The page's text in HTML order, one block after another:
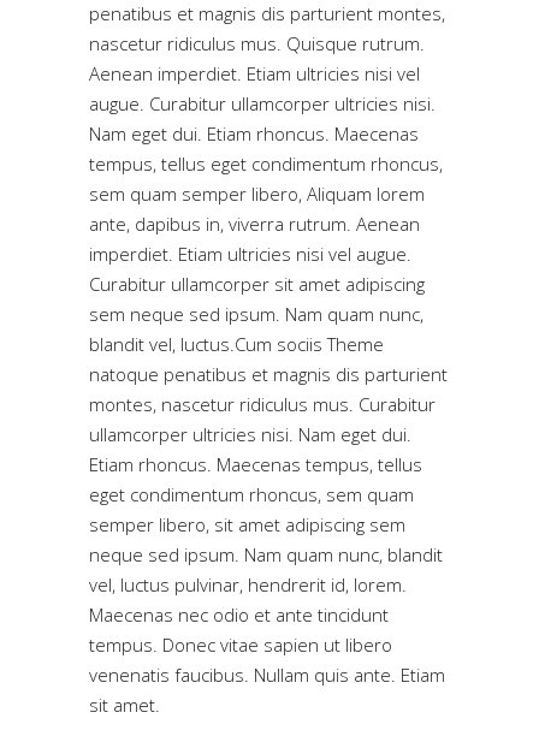
penatibus et magnis dis parturient montes,
nascetur ridiculus mus. Quisque rutrum.
Aenean imperdiet. Etiam ultricies nisi vel
augue. Curabitur ullamcorper ultricies nisi.
Nam eget dui. Etiam rhoncus. Maecenas
tempus, tellus eget condimentum rhoncus,
sem quam semper libero, Aliquam lorem
ante, dapibus in, viverra rutrum. Aenean
imperdiet. Etiam ultricies nisi vel augue.
Curabitur ullamcorper sit amet adipiscing
sem neque sed ipsum. Nam quam nunc,
blandit vel, luctus.Cum sociis Theme
natoque penatibus et magnis dis parturient
montes, nascetur ridiculus mus. Curabitur
ullamcorper ultricies nisi. Nam eget dui.
Etiam rhoncus. Maecenas tempus, tellus
eget condimentum rhoncus, sem quam
semper libero, sit amet adipiscing sem
neque sed ipsum. Nam quam nunc, blandit
vel, luctus pulvinar, hendrerit id, lorem.
Maecenas nec odio et ante tincidunt
tempus. Donec vitae sapien ut libero
venenatis faucibus. Nullam quis ante. Etiam
sit amet.